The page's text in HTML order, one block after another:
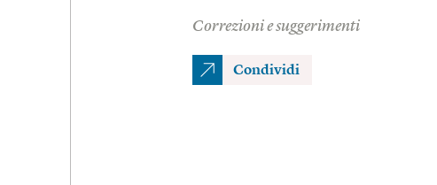
Correzioni e suggerimenti
Condividi